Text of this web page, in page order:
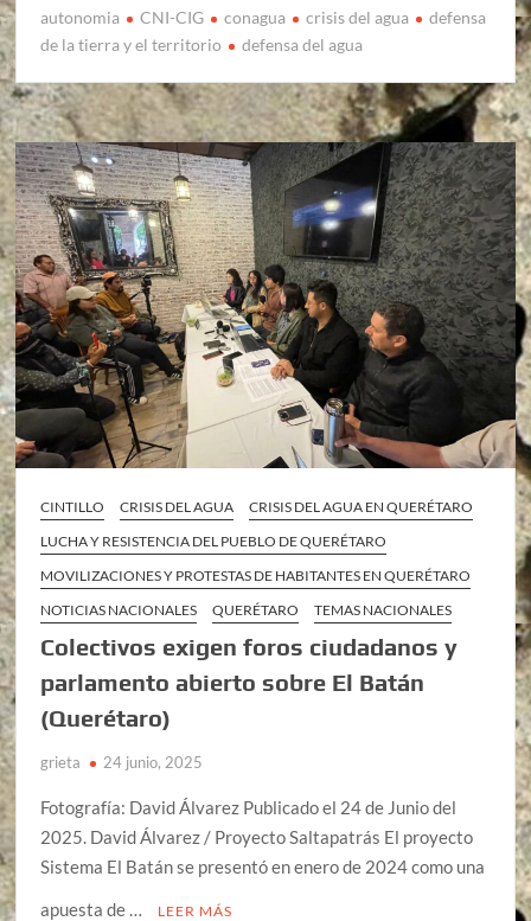
autonomia CNI-CIG conagua crisis del agua
defensa
de la tierra y el territorio
defensa del agua
CINTILLO CRISIS DEL AGUA
CRISIS DEL AGUA EN QUERÉTARO
LUCHA Y RESISTENCIA DEL PUEBLO DE QUERÉTARO
MOVILIZACIONES Y PROTESTAS DE HABITANTES EN QUERÉTARO
NOTICIAS NACIONALES
QUERÉTARO TEMAS NACIONALES
Colectivos exigen foros ciudadanos y
parlamento abierto sobre El Batán
(Querétaro)
grieta 24 junio, 2025
Fotografía: David Álvarez Publicado el 24 de Junio del
2025. David Álvarez / Proyecto Saltapatrás El proyecto
Sistema El Batán se presentó en enero de 2024 como una
apuesta de …
LEER MÁS